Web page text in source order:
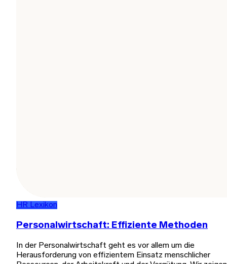
HR Lexikon
Personalwirtschaft: Effiziente Methoden
In der Personalwirtschaft geht es vor allem um die
Herausforderung von effizientem Einsatz menschlicher